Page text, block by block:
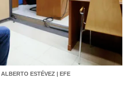
ALBERTO ESTÉVEZ | EFE